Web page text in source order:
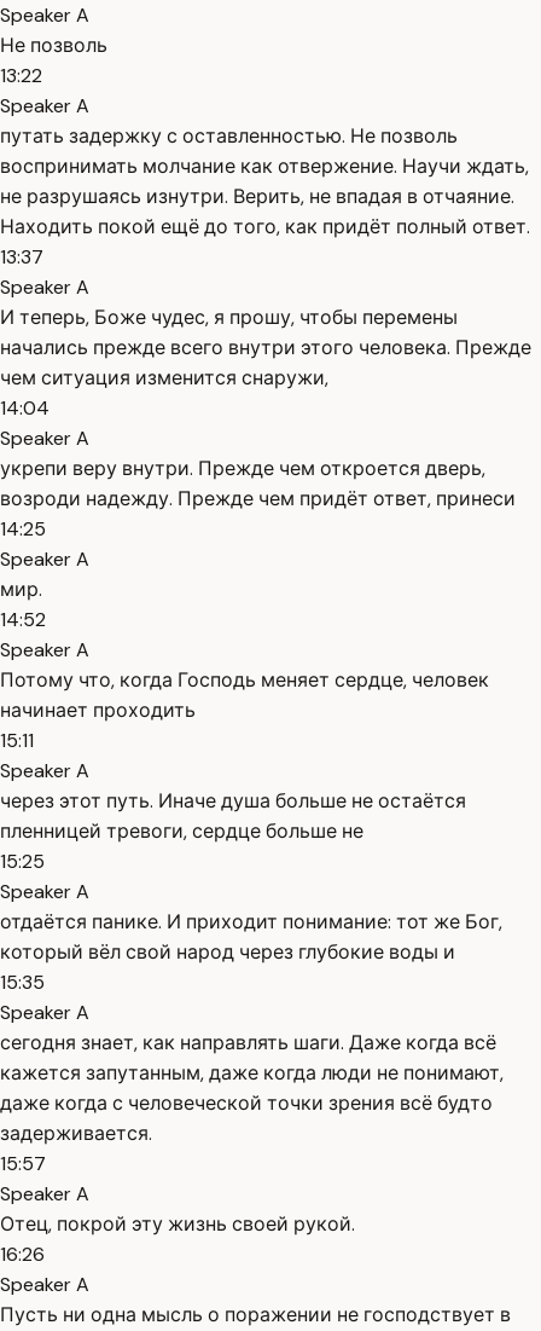
Speaker A
Не позволь
13:22
Speaker A
путать задержку с оставленностью. Не позволь
воспринимать молчание как отвержение. Научи ждать,
не разрушаясь изнутри. Верить, не впадая в отчаяние.
Находить покой ещё до того, как придёт полный ответ.
13:37
Speaker A
И теперь, Боже чудес, я прошу, чтобы перемены
начались прежде всего внутри этого человека. Прежде
чем ситуация изменится снаружи,
14:04
Speaker A
укрепи веру внутри. Прежде чем откроется дверь,
возроди надежду. Прежде чем придёт ответ, принеси
14:25
Speaker A
мир.
14:52
Speaker A
Потому что, когда Господь меняет сердце, человек
начинает проходить
15:11
Speaker A
через этот путь. Иначе душа больше не остаётся
пленницей тревоги, сердце больше не
15:25
Speaker A
отдаётся панике. И приходит понимание: тот же Бог,
который вёл свой народ через глубокие воды и
15:35
Speaker A
сегодня знает, как направлять шаги. Даже когда всё
кажется запутанным, даже когда люди не понимают,
даже когда с человеческой точки зрения всё будто
задерживается.
15:57
Speaker A
Отец, покрой эту жизнь своей рукой.
16:26
Speaker A
Пусть ни одна мысль о поражении не господствует в